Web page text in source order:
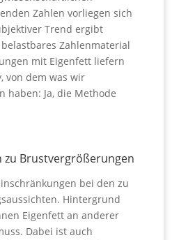
Zahlen vorliegen sich
Trend ergibt
Zahlenmaterial
mit Eigenfett liefern
von dem was wir
haben: Ja, die Methode
zu Brustvergrößerungen
bei den zu
Hintergrund
Eigenfett an anderer
Dabei ist auch